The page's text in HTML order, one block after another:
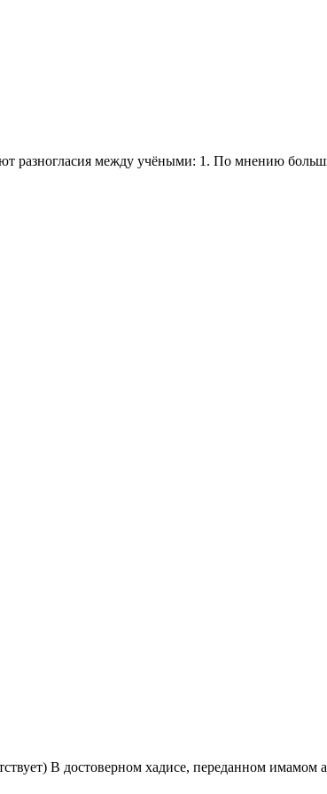
разногласия между учёными: 1. По мнению
В достоверном хадисе, переданном имамом